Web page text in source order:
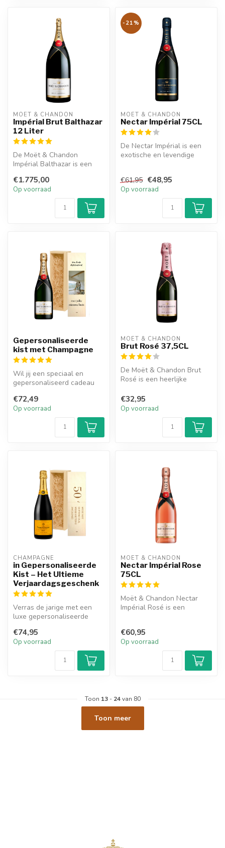
MOËT & CHANDON
Impérial Brut Balthazar
12 Liter
De Moët & Chandon
Impérial Balthazar is een
heeft een lev...
€1.775,00
Op voorraad
-21%
MOËT & CHANDON
Nectar Impérial 75CL
De Nectar Impérial is een
exotische en levendige
€61,95 €48,95
Op voorraad
Gepersonaliseerde
kist met Champagne
Wil jij een speciaal en
gepersonaliseerd cadeau
op c...
€72,49
Op voorraad
MOËT & CHANDON
Brut Rosé 37,5CL
De Moët & Chandon Brut
Rosé is een heerlijke
soepele en z...
€32,95
Op voorraad
CHAMPAGNE
in Gepersonaliseerde
Kist – Het Ultieme
Verjaardagsgeschenk
Verras de jarige met een
luxe gepersonaliseerde
champagne...
€74,95
Op voorraad
MOËT & CHANDON
Nectar Impérial Rose
75CL
Moët & Chandon Nectar
Impérial Rosé is een
€60,95
Op voorraad
Toon 13- 24van 80
Toon meer